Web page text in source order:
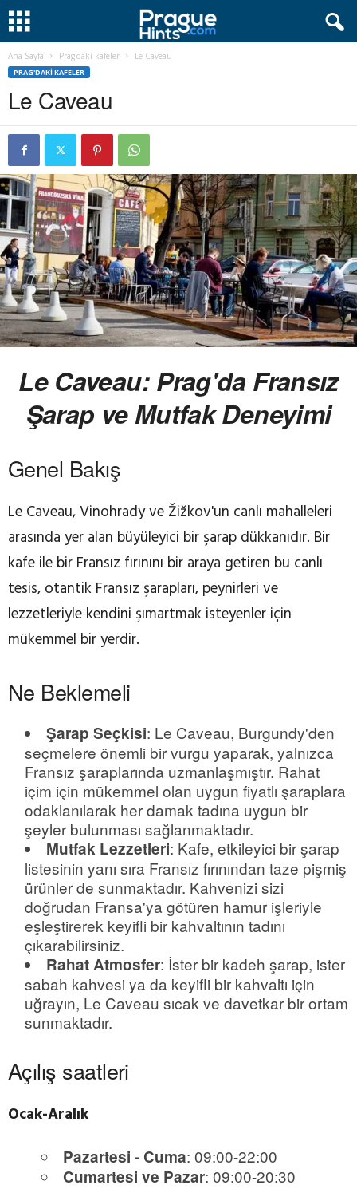
Ana Sayfa Prag'daki kafeler Le Caveau
PRAG'DAKI KAFELER
Le Caveau
Le Caveau: Prag'da Fransız
Şarap ve Mutfak Deneyimi
Genel Bakış
Le Caveau, Vinohrady ve Žižkov'un canlı mahalleleri
arasında yer alan büyüleyici bir şarap dükkanıdır. Bir
kafe ile bir Fransız fırınını bir araya getiren bu canlı
tesis, otantik Fransız şarapları, peynirleri ve
lezzetleriyle kendini şımartmak isteyenler için
mükemmel bir yerdir.
Ne Beklemeli
Şarap Seçkisi: Le Caveau, Burgundy'den
seçmelere önemli bir vurgu yaparak, yalnızca
Fransız şaraplarında uzmanlaşmıştır. Rahat
içim için mükemmel olan uygun fiyatlı şaraplara
odaklanılarak her damak tadına uygun bir
şeyler bulunması sağlanmaktadır.
Mutfak Lezzetleri: Kafe, etkileyici bir şarap
listesinin yanı sıra Fransız fırınından taze pişmiş
ürünler de sunmaktadır. Kahvenizi sizi
doğrudan Fransa'ya götüren hamur işleriyle
eşleştirerek keyifli bir kahvaltının tadını
çıkarabilirsiniz.
Rahat Atmosfer: İster bir kadeh şarap, ister
sabah kahvesi ya da keyifli bir kahvaltı için
uğrayın, Le Caveau sıcak ve davetkar bir ortam
sunmaktadır.
Açılış saatleri
Ocak-Aralık
Pazartesi - Cuma: 09:00-22:00
Cumartesi ve Pazar: 09:00-20:30